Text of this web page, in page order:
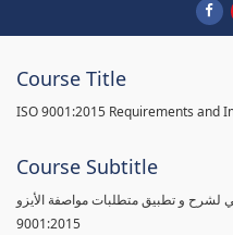
Course Title
ISO 9001:2015 Requirements and
Course Subtitle
لشرح و تطبيق متطلبات مواصفة الأيزو
9001:2015